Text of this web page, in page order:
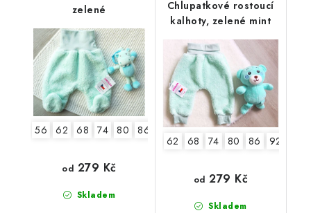
zelené
56 62 68 74 80 86
Skladem
od 279 Kč
Chlupatkové rostoucí
kalhoty, zelené mint
62 68 74 80 86 92-98
Skladem
od 279 Kč